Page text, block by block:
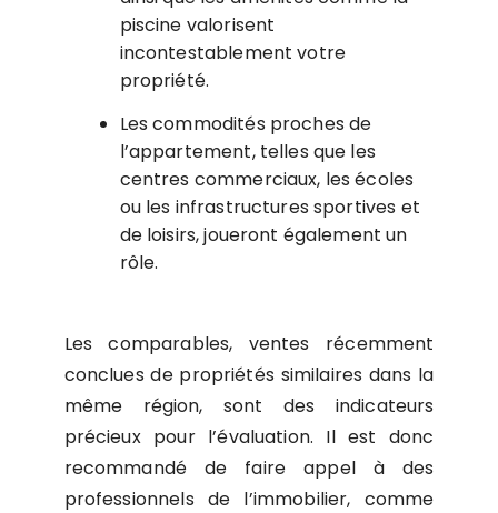
piscine valorisent
incontestablement votre
propriété.
Les commodités proches de
l’appartement, telles que les
centres commerciaux, les écoles
ou les infrastructures sportives et
de loisirs, joueront également un
rôle.
Les comparables, ventes récemment
conclues de propriétés similaires dans la
même région, sont des indicateurs
précieux pour l’évaluation. Il est donc
recommandé de faire appel à des
professionnels de l’immobilier, comme